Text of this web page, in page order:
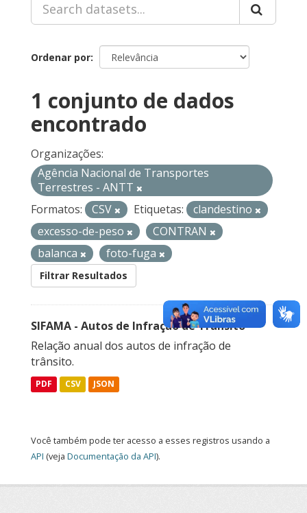
Ordenar por
1 conjunto de dados
encontrado
Organizações:
Agência Nacional de Transportes
Terrestres - ANTT
Formatos:
CSV Etiquetas:
clandestino
excesso-de-peso
CONTRAN
balanca
foto-fuga
Filtrar Resultados
SIFAMA - Autos de Infração de Trânsito
Relação anual dos autos de infração de
trânsito.
PDF CSV JSON
Você também pode ter acesso a esses registros usando a
API (veja Documentação da API).